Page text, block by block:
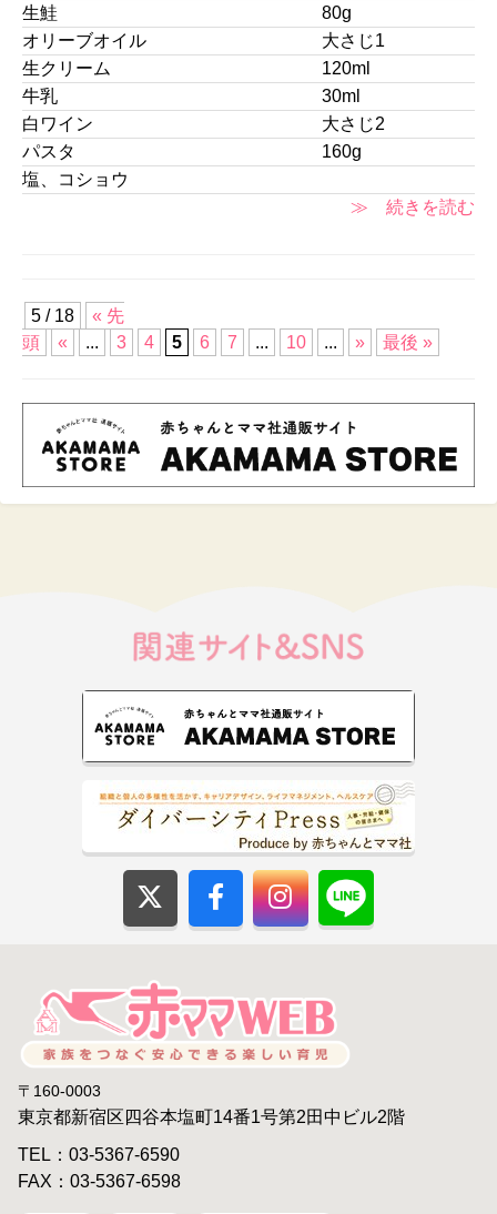
生鮭
80g
オリーブオイル
大さじ1
生クリーム
120ml
牛乳
30ml
白ワイン
大さじ2
パスタ
160g
塩、コショウ
≫ 続きを読む
5 / 18
« 先
頭
« ... 3 4 5 6 7 ... 10 ... » 最後 »
〒160-0003
東京都新宿区四谷本塩町14番1号第2田中ビル2階
TEL：03-5367-6590
FAX：03-5367-6598